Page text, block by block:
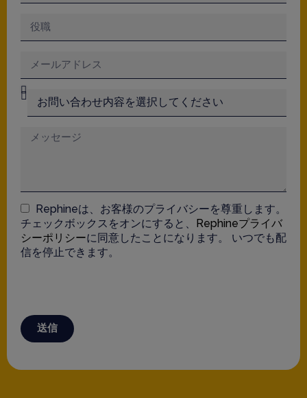
Rephineは、お客様のプライバシーを尊重します。
チェックボックスをオンにすると、 Rephineプライバ
シーポリシーに同意したことになります。 いつでも配
信を停止できます。
送信